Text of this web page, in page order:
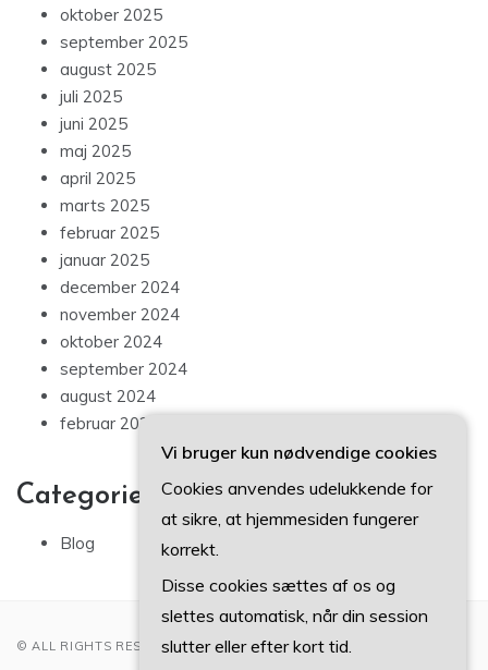
oktober 2025
september 2025
august 2025
juli 2025
juni 2025
maj 2025
april 2025
marts 2025
februar 2025
januar 2025
december 2024
november 2024
oktober 2024
september 2024
august 2024
februar 2023
Categories
Blog
© ALL RIGHTS RESERVED 2022
Vi bruger kun nødvendige cookies
Cookies anvendes udelukkende for
at sikre, at hjemmesiden fungerer
korrekt.
Disse cookies sættes af os og
slettes automatisk, når din session
slutter eller efter kort tid.